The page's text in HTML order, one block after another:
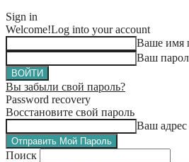
Sign in
Welcome!Log into your account
Ваше имя
Ваш
Вы забыли свой пароль?
Password recovery
Восстановите свой пароль
Ваш
Поиск